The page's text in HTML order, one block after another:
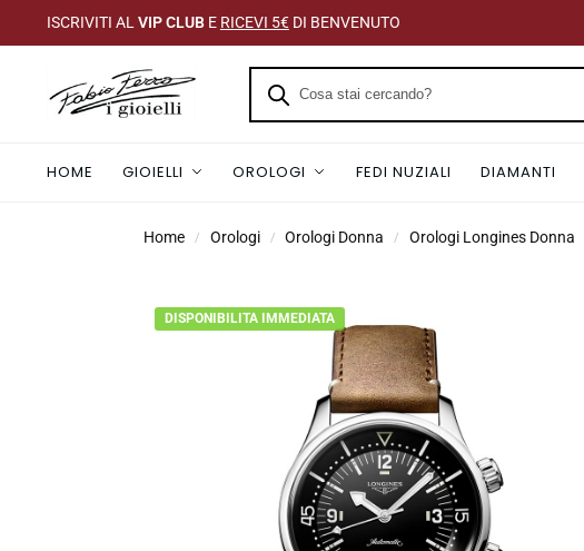
ISCRIVITI AL VIP CLUBE RICEVI 5€DI BENVENUTO
HOME GIOIELLI OROLOGI FEDI NUZIALI DIAMANTI
Home / Orologi / Orologi Donna / Orologi Longines Donna
DISPONIBILITA IMMEDIATA